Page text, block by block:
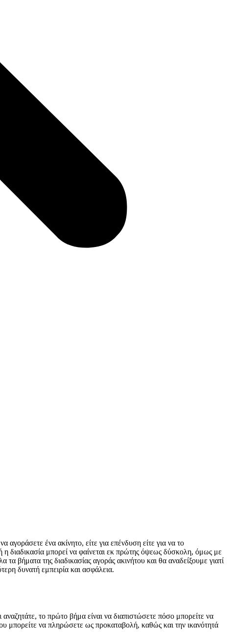
ένα ακίνητο, είτε για επένδυση είτε για να το
η διαδικασία μπορεί να φαίνεται εκ πρώτης όψεως δύσκολη, όμως με
βήματα της διαδικασίας αγοράς ακινήτου και θα αναδείξουμε γιατί
δυνατή εμπειρία και ασφάλεια.
το πρώτο βήμα είναι να διαπιστώσετε πόσο μπορείτε να
μπορείτε να πληρώσετε ως προκαταβολή, καθώς και την ικανότητά